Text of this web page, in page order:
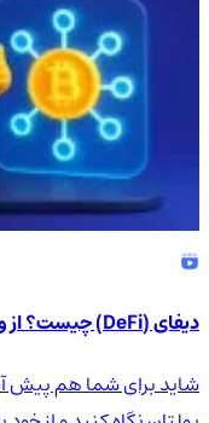
دیفای (DeFi) چیست؟ از وام‌دهی تا کسب درآمد
شاید برای شما هم پیش